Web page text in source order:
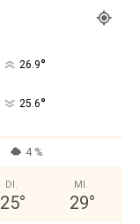
26.9°
25.6°
4 %
DI.
25°
MI.
29°